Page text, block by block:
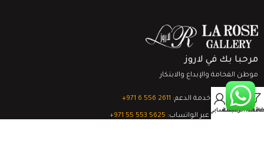
مرحبا بك في لاروز
موطن الفخامة والإبداع والابتكار
تواصل مع خدمة الدعم: ‎+971 6 556 2611
الدعم الفني عبر الواتساب: ‎+971 55 553 5625
قائمة الرغبات
0
السلةحسابي